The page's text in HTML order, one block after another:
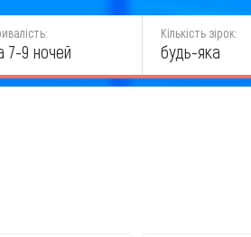
7-9 ночей
Кількість зірок:
будь-яка